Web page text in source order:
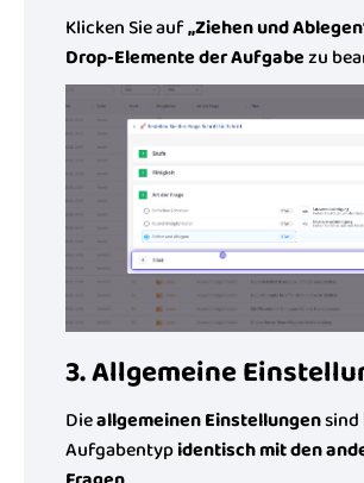
Klicken Sie auf„Ziehen und
Drop-Elemente der Aufgabezu
3. Allgemeine
Dieallgemeinen Einstellungensind
Aufgabentypidentisch mit den